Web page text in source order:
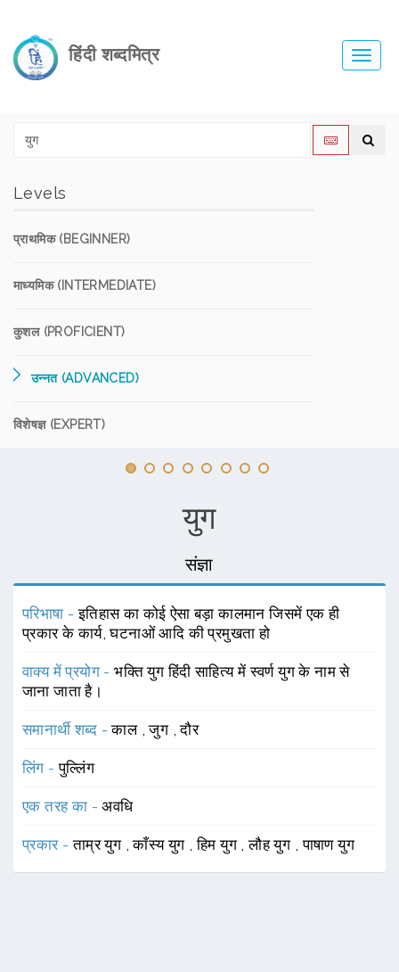
हिंदी शब्दमित्र
Levels
प्राथमिक (BEGINNER)
माध्यमिक (INTERMEDIATE)
कुशल (PROFICIENT)
उन्नत (ADVANCED)
विशेषज्ञ (EXPERT)
युग
संज्ञा
परिभाषा -इतिहास का कोई ऐसा बड़ा कालमान जिसमें एक ही
प्रकार के कार्य, घटनाओं आदि की प्रमुखता हो
वाक्य में प्रयोग -भक्ति युग हिंदी साहित्य में स्वर्ण युग के नाम से
जाना जाता है।
समानार्थी शब्द -काल ,जुग ,दौर
लिंग -पुल्लिंग
एक तरह का -अवधि
प्रकार -ताम्र युग ,काँस्य युग ,हिम युग ,लौह युग ,पाषाण युग